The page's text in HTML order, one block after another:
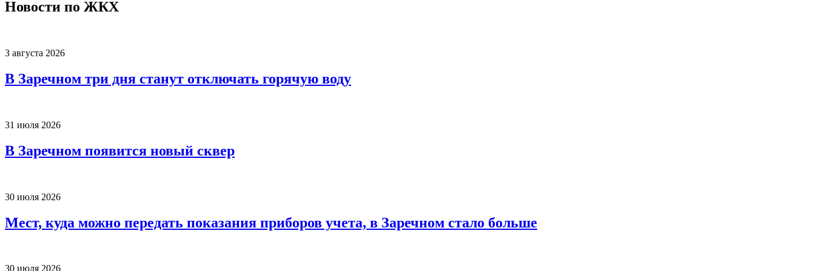
Новости по ЖКХ
3 августа 2026
В Заречном три дня станут отключать горячую воду
31 июля 2026
В Заречном появится новый сквер
30 июля 2026
Мест, куда можно передать показания приборов учета, в Заречном стало больше
30 июля 2026